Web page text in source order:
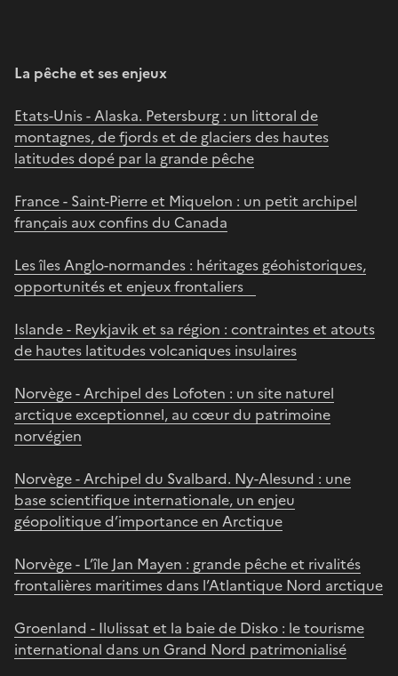
La pêche et ses enjeux
Etats-Unis - Alaska. Petersburg : un littoral de
montagnes, de fjords et de glaciers des hautes
latitudes dopé par la grande pêche
France - Saint-Pierre et Miquelon : un petit archipel
français aux confins du Canada
Les îles Anglo-normandes : héritages géohistoriques,
opportunités et enjeux frontaliers
Islande - Reykjavik et sa région : contraintes et atouts
de hautes latitudes volcaniques insulaires
Norvège - Archipel des Lofoten : un site naturel
arctique exceptionnel, au cœur du patrimoine
norvégien
Norvège - Archipel du Svalbard. Ny-Alesund : une
base scientifique internationale, un enjeu
géopolitique d’importance en Arctique
Norvège - L’île Jan Mayen : grande pêche et rivalités
frontalières maritimes dans l’Atlantique Nord arctique
Groenland - Ilulissat et la baie de Disko : le tourisme
international dans un Grand Nord patrimonialisé